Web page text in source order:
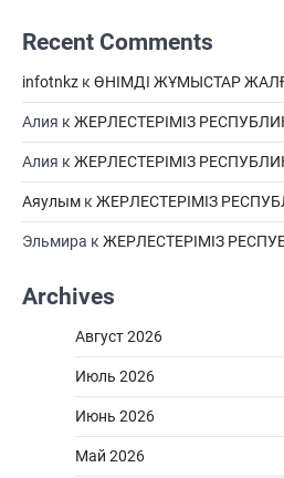
Recent Comments
infotnkz к ӨНІМДІ ЖҰМЫСТАР
Алия к ЖЕРЛЕСТЕРІМІЗ
Алия к ЖЕРЛЕСТЕРІМІЗ
Аяулым к ЖЕРЛЕСТЕРІМІЗ
Эльмира к ЖЕРЛЕСТЕРІМІЗ
Archives
Август 2026
Июль 2026
Июнь 2026
Май 2026